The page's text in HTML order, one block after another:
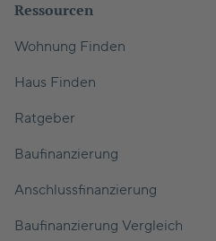
Ressourcen
Wohnung Finden
Haus Finden
Ratgeber
Baufinanzierung
Anschlussfinanzierung
Baufinanzierung Vergleich